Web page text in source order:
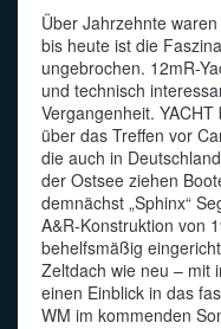
Über Jahrzehnte
bis heute ist die
ungebrochen. 12mR-
und technisch
Vergangenheit.
über das Treffen vor
die auch in
der Ostsee ziehen
demnächst „Sphinx“
A&R-Konstruktion von
behelfsmäßig
Zeltdach wie neu – mit
einen Einblick in das
WM im kommenden